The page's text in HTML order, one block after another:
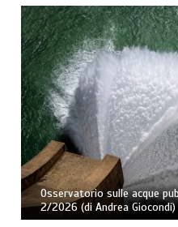
Caducazione della
rinnovabilità della
aprile 2026, ud. 19
Fortunato)